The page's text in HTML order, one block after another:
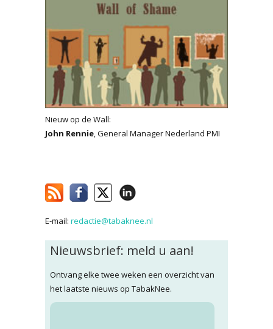
Nieuw op de Wall:
John Rennie, General Manager Nederland PMI
E-mail: redactie@tabaknee.nl
Nieuwsbrief: meld u aan!
Ontvang elke twee weken een overzicht van
het laatste nieuws op TabakNee.